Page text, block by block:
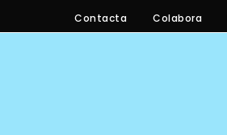
Contacta Colabora